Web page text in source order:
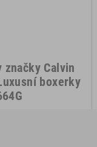
Calvin
boxerky